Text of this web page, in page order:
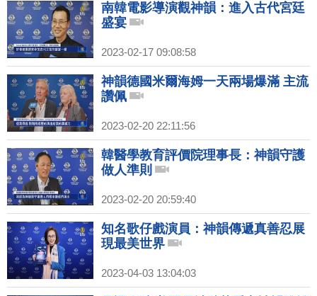
南韓電影導演觀神韻：進入古代宮廷
盛宴
2023-02-17 09:08:58
神韻德國米爾海姆一天兩場爆滿 主流
讚佩
2023-02-20 22:11:56
韓醫學教育評價院理事長：神韻守護
做人準則
2023-02-20 20:59:40
知名歌仔戲演員：神韻傳遞真善忍展
現最美世界
2023-04-03 13:04:03